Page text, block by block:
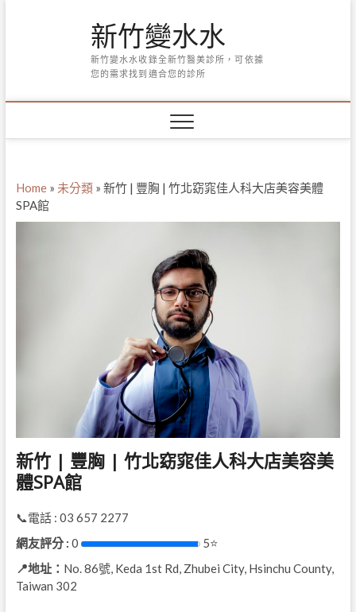
新竹變水水
新竹變水水收錄全新竹醫美診所，可依據
您的需求找到適合您的診所
Home» 未分類» 新竹 | 豐胸 | 竹北窈窕佳人科大店美容美體
SPA館
新竹 | 豐胸 | 竹北窈窕佳人科大店美容美
體SPA館
📞電話 : 03 657 2277
網友評分 : 0
5⭐
📍地址： No. 86號, Keda 1st Rd, Zhubei City, Hsinchu County,
Taiwan 302